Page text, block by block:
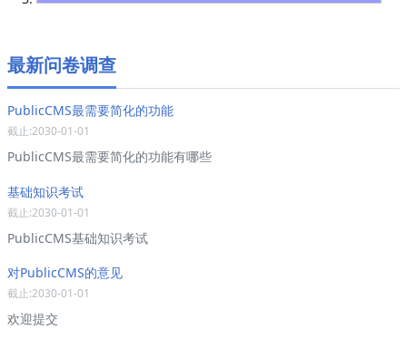
最新问卷调查
PublicCMS最需要简化的功能
截止:2030-01-01
PublicCMS最需要简化的功能有哪些
基础知识考试
截止:2030-01-01
PublicCMS基础知识考试
对PublicCMS的意见
截止:2030-01-01
欢迎提交